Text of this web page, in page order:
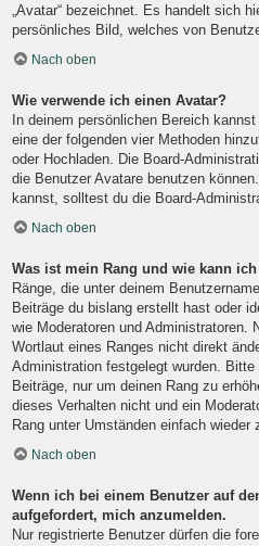
„Avatar“ bezeichnet. Es handelt sich
persönliches Bild, welches von
Nach oben
Wie verwende ich einen Avatar?
In deinem persönlichen Bereich
eine der folgenden vier Methoden
oder Hochladen. Die Board-
die Benutzer Avatare benutzen
kannst, solltest du die Board-
Nach oben
Was ist mein Rang und wie kann
Ränge, die unter deinem
Beiträge du bislang erstellt hast oder
wie Moderatoren und Administratoren.
Wortlaut eines Ranges nicht direkt
Administration festgelegt wurden.
Beiträge, nur um deinen Rang zu
dieses Verhalten nicht und ein
Rang unter Umständen einfach wieder
Nach oben
Wenn ich bei einem Benutzer auf
aufgefordert, mich anzumelden.
Nur registrierte Benutzer dürfen die